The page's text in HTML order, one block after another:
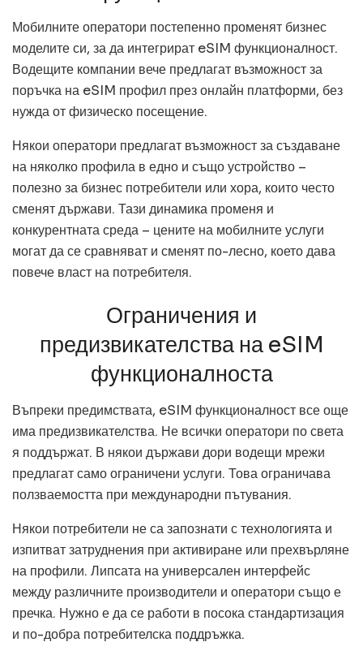
Мобилните оператори постепенно променят бизнес
моделите си, за да интегрират eSIM функционалност.
Водещите компании вече предлагат възможност за
поръчка на eSIM профил през онлайн платформи, без
нужда от физическо посещение.
Някои оператори предлагат възможност за създаване
на няколко профила в едно и също устройство –
полезно за бизнес потребители или хора, които често
сменят държави. Тази динамика променя и
конкурентната среда – цените на мобилните услуги
могат да се сравняват и сменят по-лесно, което дава
повече власт на потребителя.
Ограничения и
предизвикателства на eSIM
функционалноста
Въпреки предимствата, eSIM функционалност все още
има предизвикателства. Не всички оператори по света
я поддържат. В някои държави дори водещи мрежи
предлагат само ограничени услуги. Това ограничава
ползваемостта при международни пътувания.
Някои потребители не са запознати с технологията и
изпитват затруднения при активиране или прехвърляне
на профили. Липсата на универсален интерфейс
между различните производители и оператори също е
пречка. Нужно е да се работи в посока стандартизация
и по-добра потребителска поддръжка.